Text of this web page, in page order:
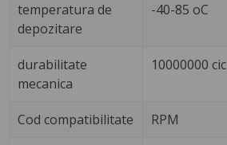
temperatura de
depozitare
-40-85 oC
durabilitate
mecanica
10000000 cic
Cod compatibilitate RPM